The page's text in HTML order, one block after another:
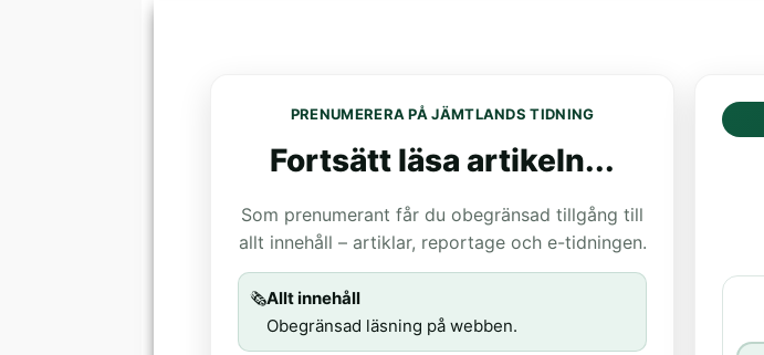
PRENUMERERA PÅ JÄMTLANDS TIDNING
Fortsätt läsa artikeln...
Som prenumerant får du obegränsad tillgång till
allt innehåll – artiklar, reportage och e-tidningen.
🗞️Allt innehåll
Obegränsad läsning på webben.